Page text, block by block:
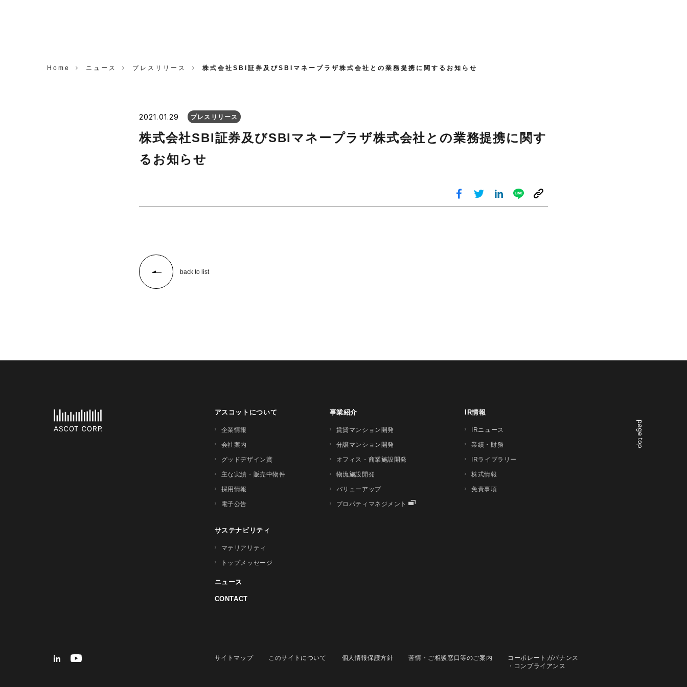
Home ニュース プレスリリース 株式会社SBI証券及びSBIマネープラザ株式会社との業務提携に関するお知らせ
2021.01.29 プレスリリース
株式会社SBI証券及びSBIマネープラザ株式会社との業務提携に関す
るお知らせ
back to list
page top
アスコットについて
企業情報
会社案内
グッドデザイン賞
主な実績・販売中物件
採用情報
電子公告
事業紹介
賃貸マンション開発
分譲マンション開発
オフィス・商業施設開発
物流施設開発
バリューアップ
プロパティマネジメント
IR情報
IRニュース
業績・財務
IRライブラリー
株式情報
免責事項
サステナビリティ
マテリアリティ
トップメッセージ
ニュース
CONTACT
サイトマップ このサイトについて 個人情報保護方針 苦情・ご相談窓口等のご案内
コーポレートガバナンス
・コンプライアンス